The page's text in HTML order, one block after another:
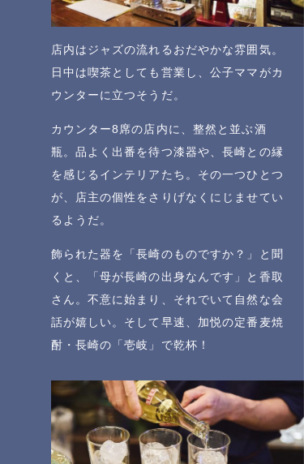
店内はジャズの流れるおだやかな雰囲気。
日中は喫茶としても営業し、公子ママがカ
ウンターに立つそうだ。
カウンター8席の店内に、整然と並ぶ酒
瓶。品よく出番を待つ漆器や、長崎との縁
を感じるインテリアたち。その一つひとつ
が、店主の個性をさりげなくにじませてい
るようだ。
飾られた器を「長崎のものですか？」と聞
くと、「母が長崎の出身なんです」と香取
さん。不意に始まり、それでいて自然な会
話が嬉しい。そして早速、加悦の定番麦焼
酎・長崎の「壱岐」で乾杯！